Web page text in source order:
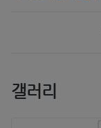
갤러리